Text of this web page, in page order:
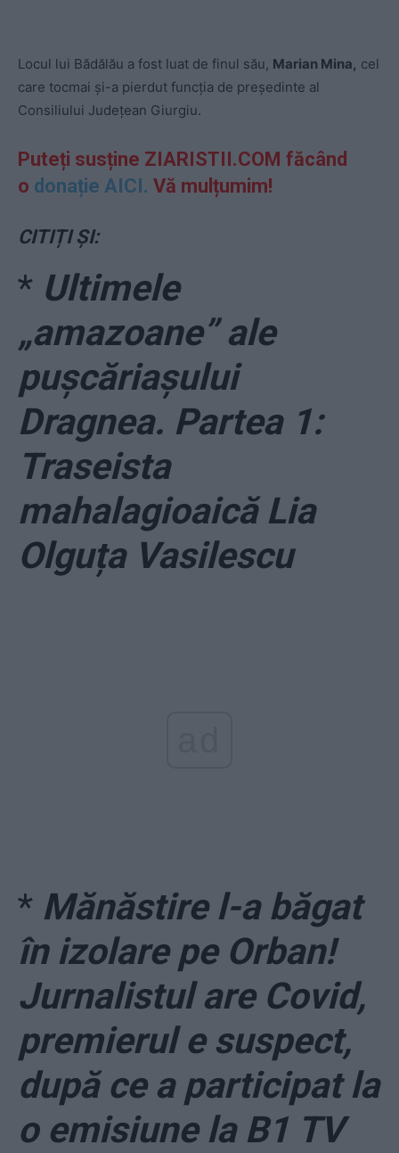
Locul lui Bădălău a fost luat de finul său, Marian Mina, cel
care tocmai și-a pierdut funcția de președinte al
Consiliului Județean Giurgiu.
Puteți susține ZIARISTII.COM făcând
o donație AICI. Vă mulțumim!
CITIȚI ȘI:
* Ultimele
„amazoane” ale
pușcăriașului
Dragnea. Partea 1:
Traseista
mahalagioaică Lia
Olguța Vasilescu
* Mănăstire l-a băgat
în izolare pe Orban!
Jurnalistul are Covid,
premierul e suspect,
după ce a participat la
o emisiune la B1 TV